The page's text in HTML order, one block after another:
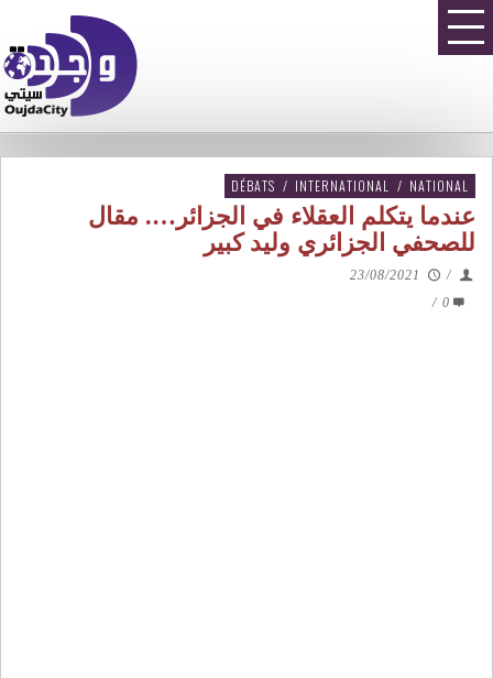
DÉBATS / INTERNATIONAL / NATIONAL
عندما يتكلم العقلاء في الجزائر…. مقال
للصحفي الجزائري وليد كبير
/
23/08/2021
0
/